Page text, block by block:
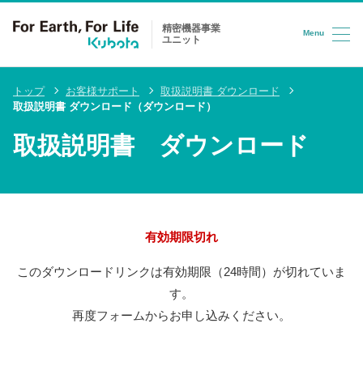
コンテンツへスキップ
精密機器事業
ユニット
Menu
トップ お客様サポート
取扱説明書 ダウンロード
取扱説明書 ダウンロード（ダウンロード）
取扱説明書 ダウンロード
有効期限切れ
このダウンロードリンクは有効期限（24時間）が切れていま
す。
再度フォームからお申し込みください。